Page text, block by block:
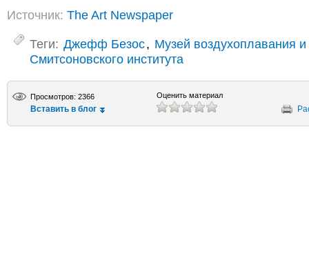
Источник: The Art Newspaper
Теги: Джефф Безос, Музей воздухоплавания и
Смитсоновского института
Просмотров: 2366
Вставить в блог
Оценить материал